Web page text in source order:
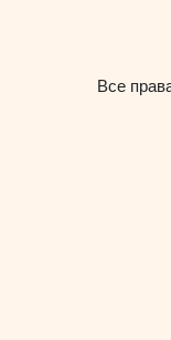
Все